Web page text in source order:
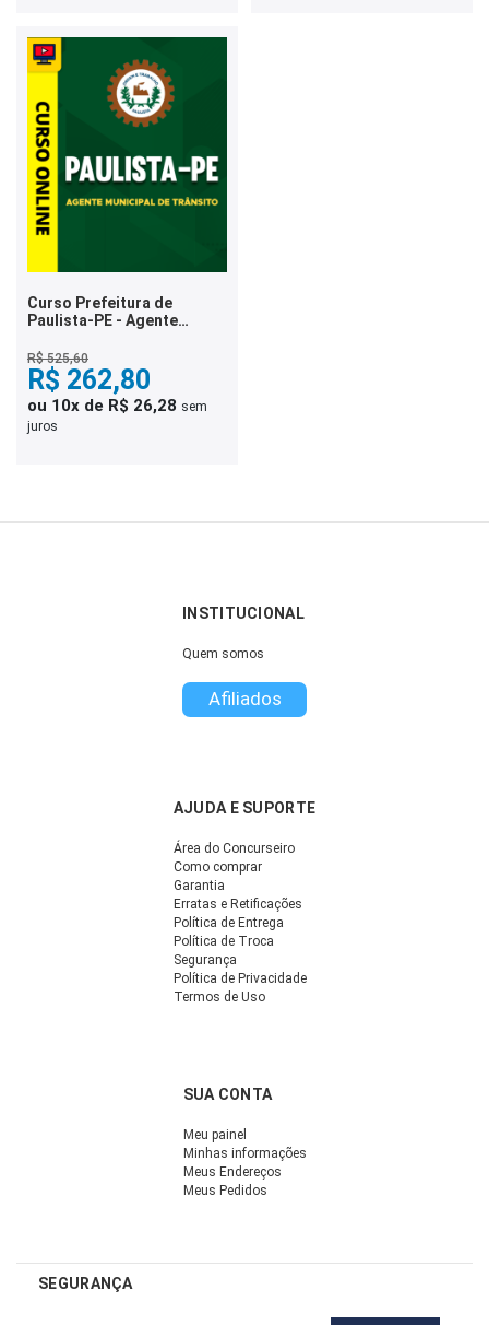
Curso Prefeitura de
Paulista-PE - Agente
R$ 525,60
R$ 262,80
ou 10x de R$ 26,28 sem
juros
INSTITUCIONAL
Quem somos
Afiliados
AJUDA E SUPORTE
Área do Concurseiro
Como comprar
Garantia
Erratas e Retificações
Política de Entrega
Política de Troca
Segurança
Política de Privacidade
Termos de Uso
SUA CONTA
Meu painel
Minhas informações
Meus Endereços
Meus Pedidos
SEGURANÇA